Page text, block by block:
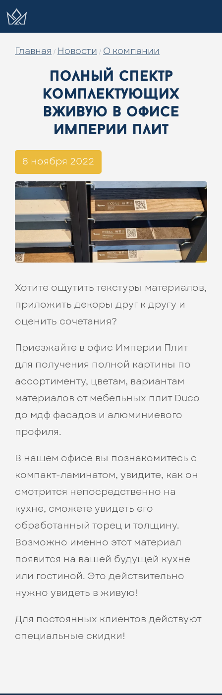
Главная / Новости / О компании
полный спектр
комплектующих
вживую в офисе
империи плит
8 ноября 2022
Хотите ощутить текстуры материалов,
приложить декоры друг к другу и
оценить сочетания?
Приезжайте в офис Империи Плит
для получения полной картины по
ассортименту, цветам, вариантам
материалов от мебельных плит Duco
до мдф фасадов и алюминиевого
профиля.
В нашем офисе вы познакомитесь с
компакт-ламинатом, увидите, как он
смотрится непосредственно на
кухне, сможете увидеть его
обработанный торец и толщину.
Возможно именно этот материал
появится на вашей будущей кухне
или гостиной. Это действительно
нужно увидеть в живую!
Для постоянных клиентов действуют
специальные скидки!